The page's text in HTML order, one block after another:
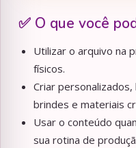
✅ O que você
Utilizar o arquivo na
físicos.
Criar personalizados,
brindes e materiais
Usar o conteúdo
sua rotina de